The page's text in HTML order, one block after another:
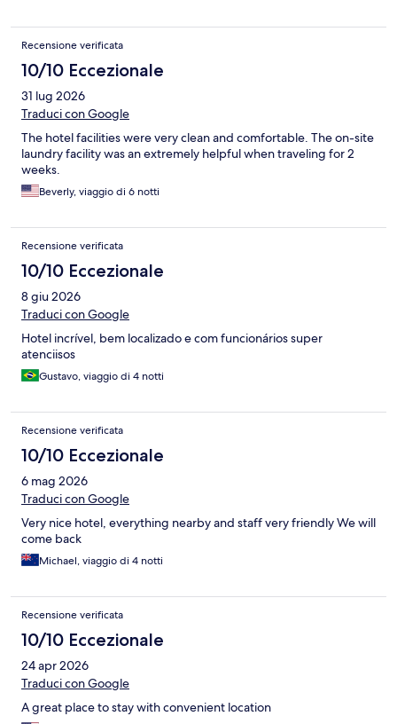
Recensione verificata
10/10 Eccezionale
31 lug 2026
Traduci con Google
The hotel facilities were very clean and comfortable. The on-site
laundry facility was an extremely helpful when traveling for 2
weeks.
Beverly, viaggio di 6 notti
Recensione verificata
10/10 Eccezionale
8 giu 2026
Traduci con Google
Hotel incrível, bem localizado e com funcionários super
atenciisos
Gustavo, viaggio di 4 notti
Recensione verificata
10/10 Eccezionale
6 mag 2026
Traduci con Google
Very nice hotel, everything nearby and staff very friendly We will
come back
Michael, viaggio di 4 notti
Recensione verificata
10/10 Eccezionale
24 apr 2026
Traduci con Google
A great place to stay with convenient location